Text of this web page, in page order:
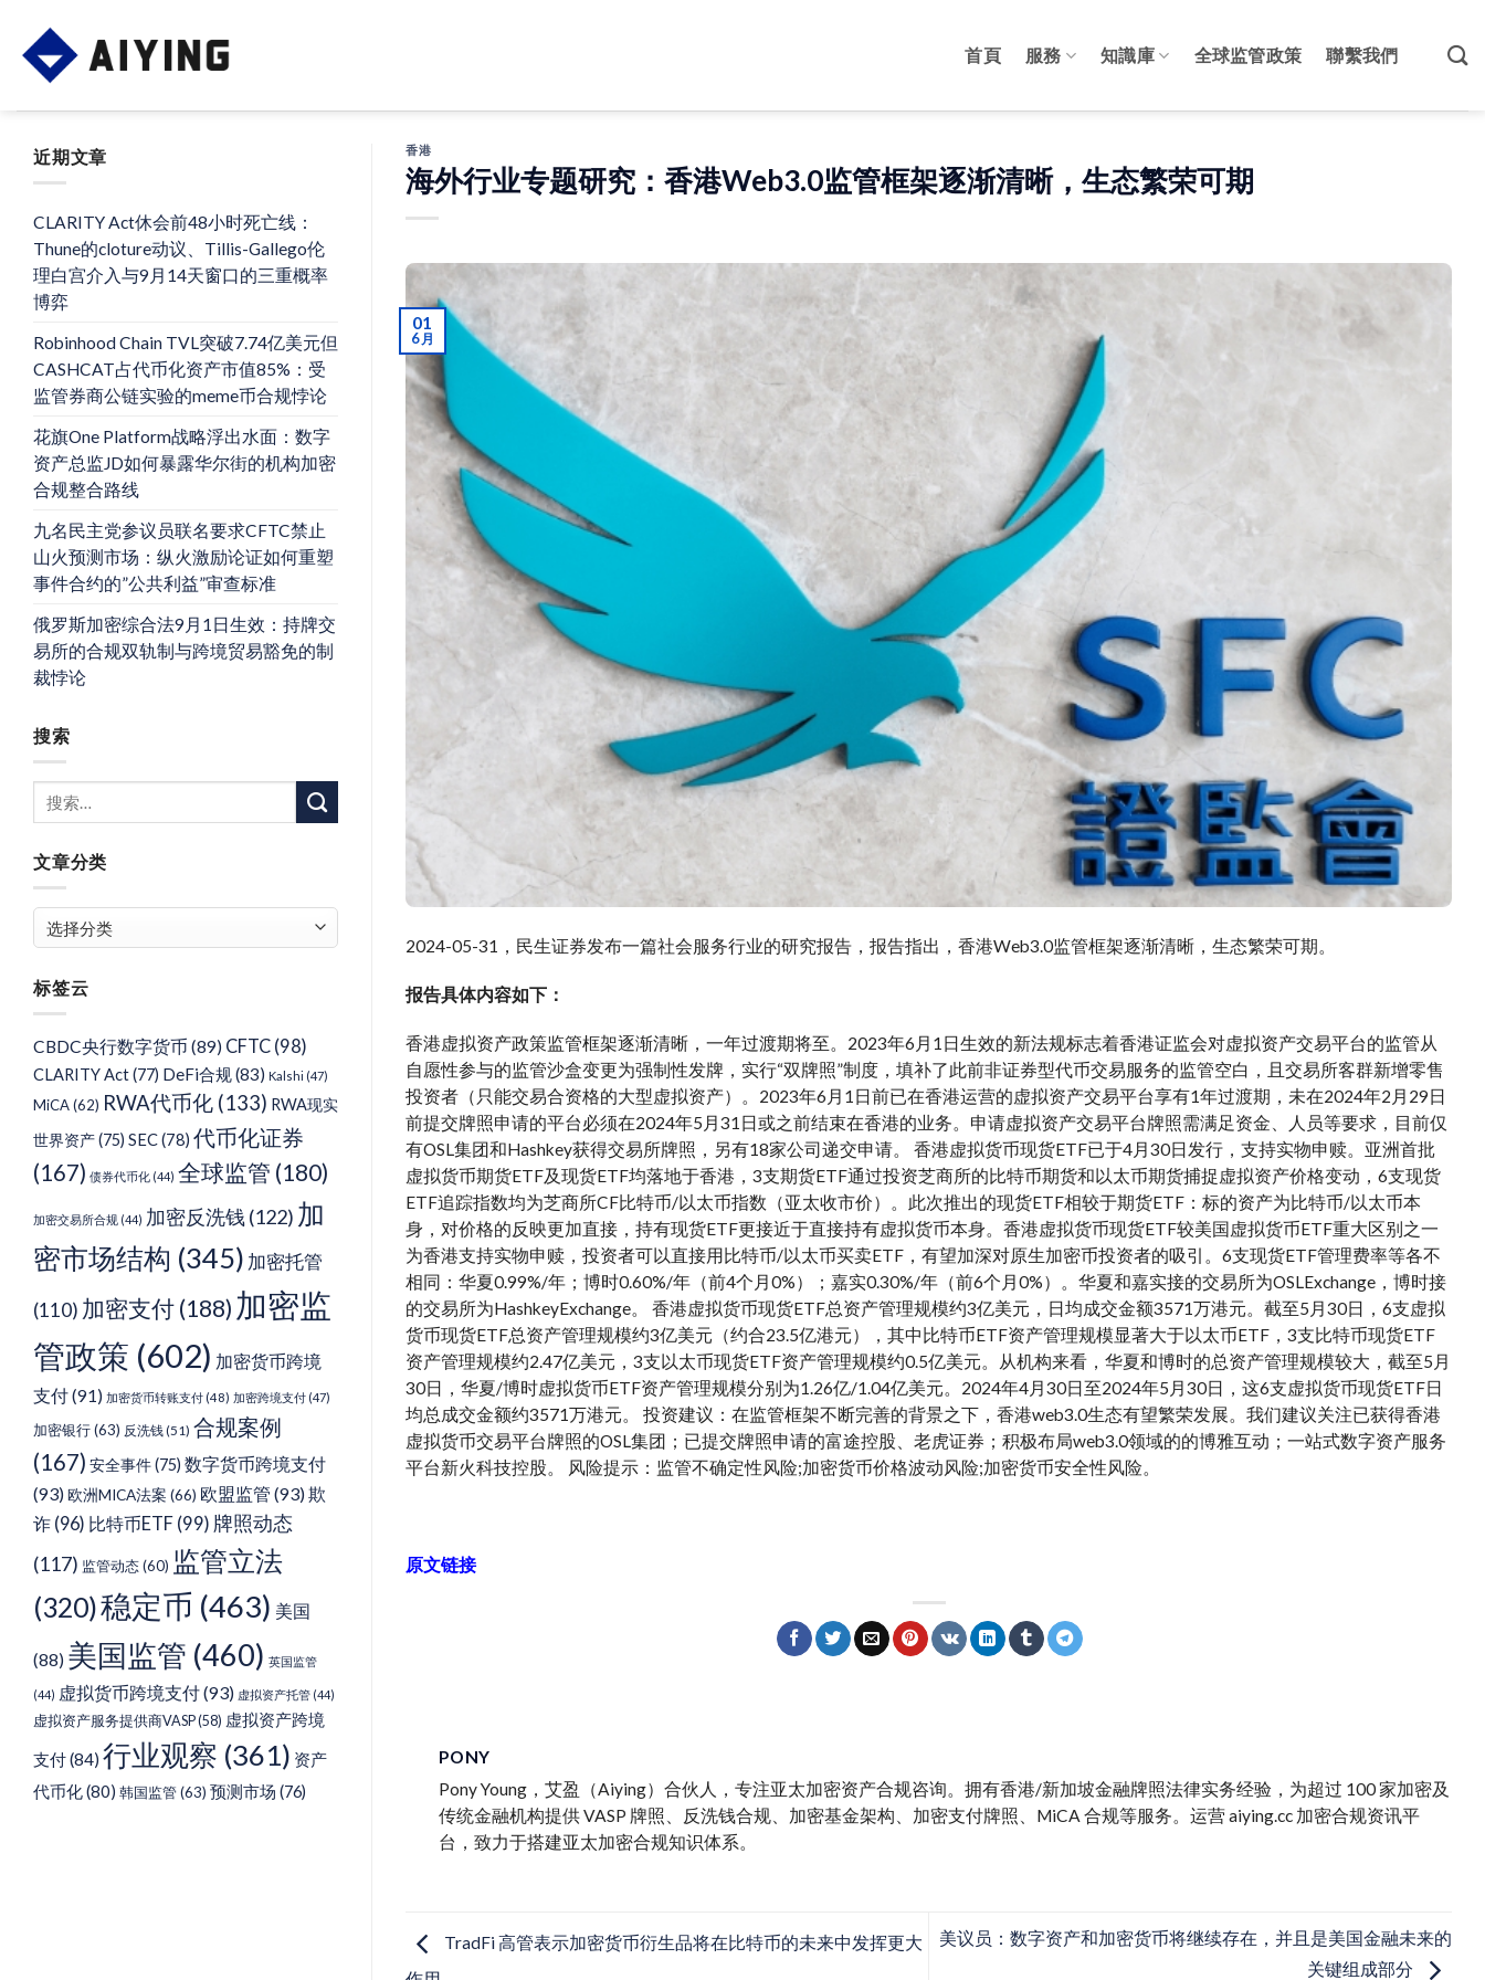
content
首頁 服務 知識庫 全球监管政策 聯繫我們
近期文章
CLARITY Act休会前48小时死亡线：
Thune的cloture动议、Tillis-Gallego伦
理白宫介入与9月14天窗口的三重概率
博弈
Robinhood Chain TVL突破7.74亿美元但
CASHCAT占代币化资产市值85%：受
监管券商公链实验的meme币合规悖论
花旗One Platform战略浮出水面：数字
资产总监JD如何暴露华尔街的机构加密
合规整合路线
九名民主党参议员联名要求CFTC禁止
山火预测市场：纵火激励论证如何重塑
事件合约的”公共利益”审查标准
俄罗斯加密综合法9月1日生效：持牌交
易所的合规双轨制与跨境贸易豁免的制
裁悖论
搜索
文章分类
章
类
标签云
CBDC央行数字货币 (89) CFTC (98)
CLARITY Act(77) DeFi合规(83) Kalshi (47)
MiCA(62) RWA代币化 (133) RWA现实
世界资产(75) SEC(78) 代币化证券
(167) 债券代币化 (44) 全球监管 (180)
加密交易所合规 (44) 加密反洗钱 (122) 加
密市场结构 (345) 加密托管
(110) 加密支付 (188) 加密监
管政策 (602) 加密货币跨境
支付(91) 加密货币转账支付 (48) 加密跨境支付 (47)
加密银行(63) 反洗钱(51) 合规案例
(167) 安全事件(75) 数字货币跨境支付
(93)欧洲MICA法案 (66) 欧盟监管 (93)欺
诈 (96) 比特币ETF (99) 牌照动态
(117) 监管动态(60) 监管立法
(320)稳定币 (463) 美国
(88) 美国监管 (460) 英国监管
(44) 虚拟货币跨境支付(93) 虚拟资产托管 (44)
虚拟资产服务提供商VASP(58) 虚拟资产跨境
支付(84) 行业观察 (361) 资产
代币化(80) 韩国监管(63) 预测市场 (76)
香港
海外行业专题研究：香港Web3.0监管框架逐渐清晰，生态繁荣可期
01
6 月
2024-05-31，民生证券发布一篇社会服务行业的研究报告，报告指出，香港Web3.0监管框架逐渐清晰，生态繁荣可期。
报告具体内容如下：
香港虚拟资产政策监管框架逐渐清晰，一年过渡期将至。2023年6月1日生效的新法规标志着香港证监会对虚拟资产交易平台的监管从
自愿性参与的监管沙盒变更为强制性发牌，实行“双牌照”制度，填补了此前非证券型代币交易服务的监管空白，且交易所客群新增零售
投资者（只能交易合资格的大型虚拟资产）。2023年6月1日前已在香港运营的虚拟资产交易平台享有1年过渡期，未在2024年2月29日
前提交牌照申请的平台必须在2024年5月31日或之前结束在香港的业务。申请虚拟资产交易平台牌照需满足资金、人员等要求，目前仅
有OSL集团和Hashkey获得交易所牌照，另有18家公司递交申请。 香港虚拟货币现货ETF已于4月30日发行，支持实物申赎。亚洲首批
虚拟货币期货ETF及现货ETF均落地于香港，3支期货ETF通过投资芝商所的比特币期货和以太币期货捕捉虚拟资产价格变动，6支现货
ETF追踪指数均为芝商所CF比特币/以太币指数（亚太收市价）。此次推出的现货ETF相较于期货ETF：标的资产为比特币/以太币本
身，对价格的反映更加直接，持有现货ETF更接近于直接持有虚拟货币本身。香港虚拟货币现货ETF较美国虚拟货币ETF重大区别之一
为香港支持实物申赎，投资者可以直接用比特币/以太币买卖ETF，有望加深对原生加密币投资者的吸引。6支现货ETF管理费率等各不
相同：华夏0.99%/年；博时0.60%/年（前4个月0%）；嘉实0.30%/年（前6个月0%）。华夏和嘉实接的交易所为OSLExchange，博时接
的交易所为HashkeyExchange。 香港虚拟货币现货ETF总资产管理规模约3亿美元，日均成交金额3571万港元。截至5月30日，6支虚拟
货币现货ETF总资产管理规模约3亿美元（约合23.5亿港元），其中比特币ETF资产管理规模显著大于以太币ETF，3支比特币现货ETF
资产管理规模约2.47亿美元，3支以太币现货ETF资产管理规模约0.5亿美元。从机构来看，华夏和博时的总资产管理规模较大，截至5月
30日，华夏/博时虚拟货币ETF资产管理规模分别为1.26亿/1.04亿美元。2024年4月30日至2024年5月30日，这6支虚拟货币现货ETF日
均总成交金额约3571万港元。 投资建议：在监管框架不断完善的背景之下，香港web3.0生态有望繁荣发展。我们建议关注已获得香港
虚拟货币交易平台牌照的OSL集团；已提交牌照申请的富途控股、老虎证券；积极布局web3.0领域的的博雅互动；一站式数字资产服务
平台新火科技控股。 风险提示：监管不确定性风险;加密货币价格波动风险;加密货币安全性风险。
原文链接
PONY
Pony Young，艾盈（Aiying）合伙人，专注亚太加密资产合规咨询。拥有香港/新加坡金融牌照法律实务经验，为超过 100 家加密及
传统金融机构提供 VASP 牌照、反洗钱合规、加密基金架构、加密支付牌照、MiCA 合规等服务。运营 aiying.cc 加密合规资讯平
台，致力于搭建亚太加密合规知识体系。
TradFi 高管表示加密货币衍生品将在比特币的未来中发挥更大
美议员：数字资产和加密货币将继续存在，并且是美国金融未来的
关键组成部分